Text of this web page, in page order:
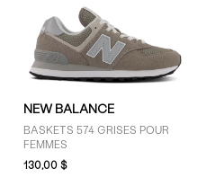
NEW BALANCE
BASKETS 574 GRISES POUR
FEMMES
130,00 $